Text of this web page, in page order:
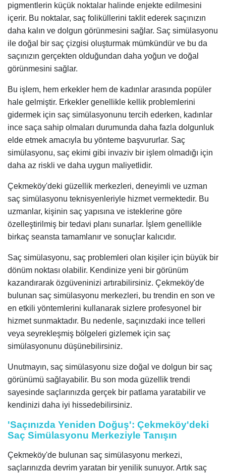
pigmentlerin küçük noktalar halinde enjekte edilmesini
içerir. Bu noktalar, saç foliküllerini taklit ederek saçınızın
daha kalın ve dolgun görünmesini sağlar. Saç simülasyonu
ile doğal bir saç çizgisi oluşturmak mümkündür ve bu da
saçınızın gerçekten olduğundan daha yoğun ve doğal
görünmesini sağlar.
Bu işlem, hem erkekler hem de kadınlar arasında popüler
hale gelmiştir. Erkekler genellikle kellik problemlerini
gidermek için saç simülasyonunu tercih ederken, kadınlar
ince saça sahip olmaları durumunda daha fazla dolgunluk
elde etmek amacıyla bu yönteme başvururlar. Saç
simülasyonu, saç ekimi gibi invaziv bir işlem olmadığı için
daha az riskli ve daha uygun maliyetlidir.
Çekmeköy'deki güzellik merkezleri, deneyimli ve uzman
saç simülasyonu teknisyenleriyle hizmet vermektedir. Bu
uzmanlar, kişinin saç yapısına ve isteklerine göre
özelleştirilmiş bir tedavi planı sunarlar. İşlem genellikle
birkaç seansta tamamlanır ve sonuçlar kalıcıdır.
Saç simülasyonu, saç problemleri olan kişiler için büyük bir
dönüm noktası olabilir. Kendinize yeni bir görünüm
kazandırarak özgüveninizi artırabilirsiniz. Çekmeköy'de
bulunan saç simülasyonu merkezleri, bu trendin en son ve
en etkili yöntemlerini kullanarak sizlere profesyonel bir
hizmet sunmaktadır. Bu nedenle, saçınızdaki ince telleri
veya seyrekleşmiş bölgeleri gizlemek için saç
simülasyonunu düşünebilirsiniz.
Unutmayın, saç simülasyonu size doğal ve dolgun bir saç
görünümü sağlayabilir. Bu son moda güzellik trendi
sayesinde saçlarınızda gerçek bir patlama yaratabilir ve
kendinizi daha iyi hissedebilirsiniz.
'Saçınızda Yeniden Doğuş': Çekmeköy'deki
Saç Simülasyonu Merkeziyle Tanışın
Çekmeköy'de bulunan saç simülasyonu merkezi,
saçlarınızda devrim yaratan bir yenilik sunuyor. Artık saç